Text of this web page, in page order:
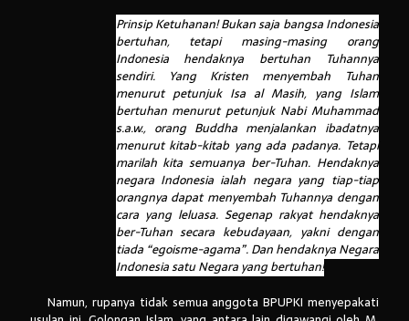
Prinsip Ketuhanan! Bukan saja bangsa Indonesia
bertuhan, tetapi masing-masing orang
Indonesia hendaknya bertuhan Tuhannya
sendiri. Yang Kristen menyembah Tuhan
menurut petunjuk Isa al Masih, yang Islam
bertuhan menurut petunjuk Nabi Muhammad
s.a.w., orang Buddha menjalankan ibadatnya
menurut kitab-kitab yang ada padanya. Tetapi
marilah kita semuanya ber-Tuhan. Hendaknya
negara Indonesia ialah negara yang tiap-tiap
orangnya dapat menyembah Tuhannya dengan
cara yang leluasa. Segenap rakyat hendaknya
ber-Tuhan secara kebudayaan, yakni dengan
tiada “egoisme-agama”. Dan hendaknya Negara
Indonesia satu Negara yang bertuhan!
Namun, rupanya tidak semua anggota BPUPKI menyepakati